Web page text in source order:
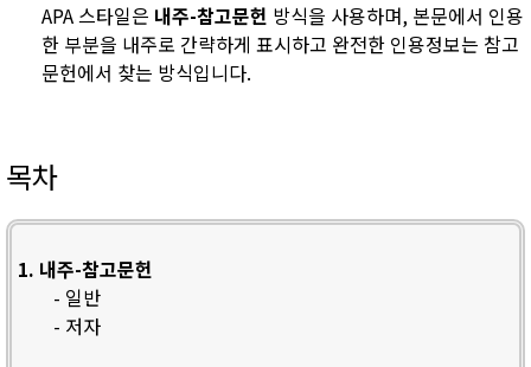
APA 스타일은 내주-참고문헌 방식을 사용하며, 본문에서 인용
한 부분을 내주로 간략하게 표시하고 완전한 인용정보는 참고
문헌에서 찾는 방식입니다.
목차
1. 내주-참고문헌
- 일반
- 저자